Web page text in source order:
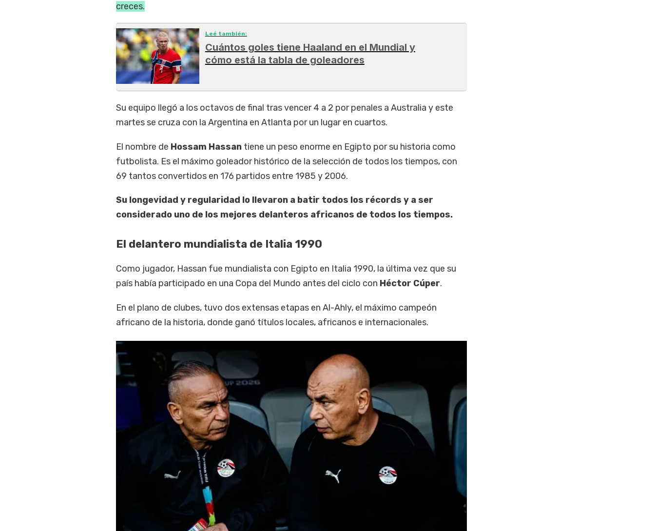
creces.
Leé también:
Cuántos goles tiene Haaland en el Mundial y
cómo está la tabla de goleadores
Su equipo llegó a los octavos de final tras vencer 4 a 2 por penales a Australia y este
martes se cruza con la Argentina en Atlanta por un lugar en cuartos.
El nombre de Hossam Hassantiene un peso enorme en Egipto por su historia como
futbolista. Es el máximo goleador histórico de la selección de todos los tiempos, con
69 tantos convertidos en 176 partidos entre 1985 y 2006.
Su longevidad y regularidad lo llevaron a batir todos los récords y a ser
considerado uno de los mejores delanteros africanos de todos los tiempos.
El delantero mundialista de Italia 1990
Como jugador, Hassan fue mundialista con Egipto en Italia 1990, la última vez que su
país había participado en una Copa del Mundo antes del ciclo con Héctor Cúper.
En el plano de clubes, tuvo dos extensas etapas en Al-Ahly, el máximo campeón
africano de la historia, donde ganó títulos locales, africanos e internacionales.